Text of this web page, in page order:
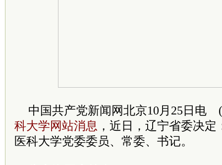
中国共产党新闻网北京10月25日电
科大学网站消息 ，近日，辽宁省委决
医科大学党委委员、常委、书记。